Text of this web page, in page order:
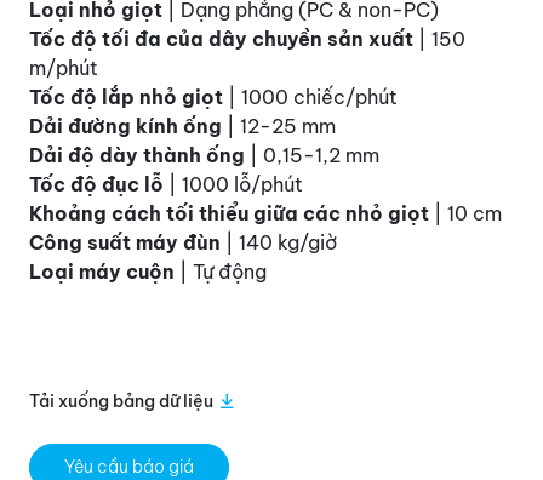
Loại nhỏ giọt | Dạng phẳng (PC & non-PC)
Tốc độ tối đa của dây chuyền sản xuất | 150
m/phút
Tốc độ lắp nhỏ giọt | 1000 chiếc/phút
Dải đường kính ống | 12-25 mm
Dải độ dày thành ống | 0,15-1,2 mm
Tốc độ đục lỗ | 1000 lỗ/phút
Khoảng cách tối thiểu giữa các nhỏ giọt | 10 cm
Công suất máy đùn | 140 kg/giờ
Loại máy cuộn | Tự động
Tải xuống bảng dữ liệu
Yêu cầu báo giá